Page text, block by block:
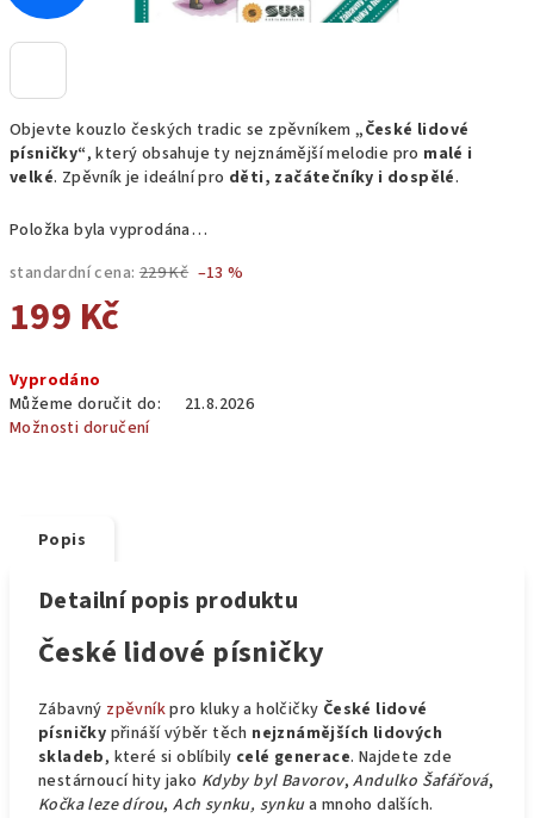
Objevte kouzlo českých tradic se zpěvníkem„České lidové
písničky“, který obsahuje ty nejznámější melodie pro malé i
velké. Zpěvník je ideální pro děti, začátečníky i dospělé.
Položka byla vyprodána…
standardní cena: 229 Kč –13 %
199 Kč
cena:
Vyprodáno
Můžeme doručit do:
21.8.2026
Možnosti doručení
Popis
Detailní popis produktu
České lidové písničky
Zábavný zpěvníkpro kluky a holčičky České lidové
písničky přináší výběr těch nejznámějších lidových
skladeb, které si oblíbily celé generace. Najdete zde
nestárnoucí hity jako Kdyby byl Bavorov,Andulko Šafářová,
Kočka leze dírou,Ach synku, synkua mnoho dalších.